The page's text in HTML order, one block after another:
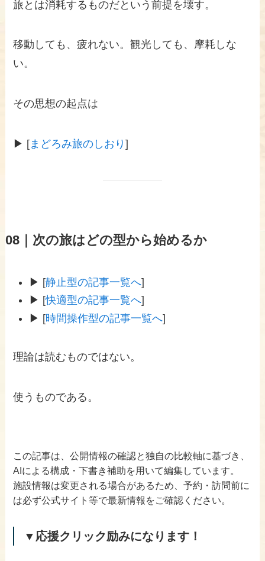
旅とは消耗するものだという前提を壊す。
移動しても、疲れない。観光しても、摩耗しな
い。
その思想の起点は
▶ [まどろみ旅のしおり]
08｜次の旅はどの型から始めるか
▶ [静止型の記事一覧へ]
▶ [快適型の記事一覧へ]
▶ [時間操作型の記事一覧へ]
理論は読むものではない。
使うものである。
この記事は、公開情報の確認と独自の比較軸に基づき、
AIによる構成・下書き補助を用いて編集しています。
施設情報は変更される場合があるため、予約・訪問前に
は必ず公式サイト等で最新情報をご確認ください。
▼応援クリック励みになります！